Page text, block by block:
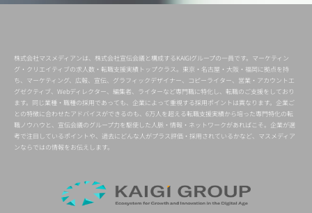
株式会社マスメディアンは、株式会社宣伝会議と構成するKAIGIグループの一員です。マーケティン
グ・クリエイティブの求人数・転職支援実績トップクラス。東京・名古屋・大阪・福岡に拠点を持
ち、マーケティング、広報、宣伝、グラフィックデザイナー、コピーライター、営業・アカウントエ
グゼクティブ、Webディレクター、編集者、ライターなど専門職に特化し、転職のご支援をしており
ます。同じ業種・職種の採用であっても、企業によって重視する採用ポイントは異なります。企業ご
との特徴に合わせたアドバイスができるのも、6万人を超える転職支援実績から培った専門特化の転
職ノウハウと、宣伝会議のグループ力を駆使した人脈・情報・ネットワークがあればこそ。企業が選
考で注目しているポイントや、過去にどんな人がプラス評価・採用されているかなど、マスメディア
ンならではの情報をお伝えします。